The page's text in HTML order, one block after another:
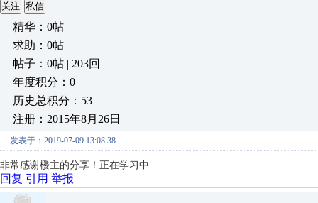
关注 私信
精华：0帖
求助：0帖
帖子：0帖 | 203回
年度积分：0
历史总积分：53
注册：2015年8月26日
发表于：2019-07-09 13:08:38
非常感谢楼主的分享！正在学习中
回复 引用 举报